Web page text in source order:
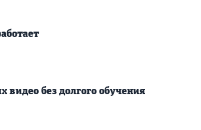
без долгого обучения